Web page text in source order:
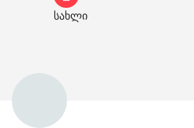
სახლი